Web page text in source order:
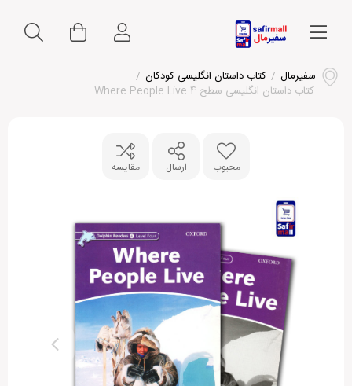
سفیرمال / کتاب داستان انگلیسی کودکان /
کتاب داستان انگلیسی سطح 4 Where People Live
محبوب ارسال مقایسه